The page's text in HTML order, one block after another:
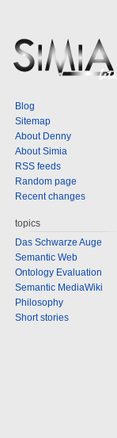
Blog
Sitemap
About Denny
About Simia
RSS feeds
Random page
Recent changes
topics
Das Schwarze Auge
Semantic Web
Ontology Evaluation
Semantic MediaWiki
Philosophy
Short stories